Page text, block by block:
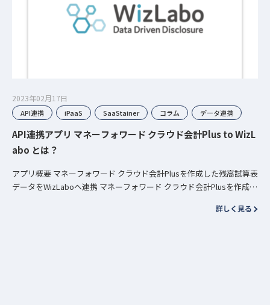
2023年02月17日
API連携 iPaaS SaaStainer コラム データ連携
API連携アプリ マネーフォワード クラウド会計Plus to WizL
abo とは？
アプリ概要 マネーフォワード クラウド会計Plusを作成した残高試算表
データをWizLaboへ連携 マネーフォワード クラウド会計Plusを作成し
詳しく見る